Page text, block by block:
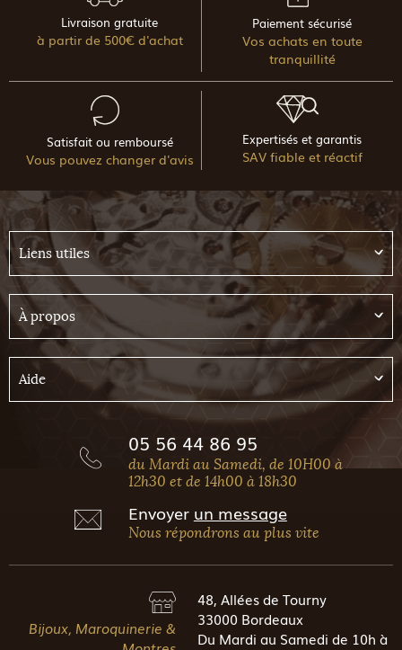
Livraison gratuite
à partir de 500€ d'achat
Paiement sécurisé
Vos achats en toute
tranquillité
Satisfait ou remboursé
Vous pouvez changer d'avis
Expertisés et garantis
SAV fiable et réactif
Liens utiles
À propos
Aide
05 56 44 86 95
du Mardi au Samedi, de 10H00 à
12h30 et de 14h00 à 18h30
Envoyer un message
Nous répondrons au plus vite
Bijoux, Maroquinerie &
48, Allées de Tourny
33000 Bordeaux
Du Mardi au Samedi de 10h à